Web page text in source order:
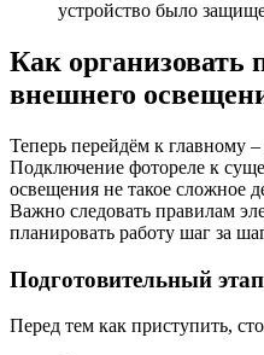
устройство было
Как организовать
внешнего
Теперь перейдём к главному
Подключение фотореле к
освещения не такое сложное
Важно следовать правилам
планировать работу шаг за
Подготовительный
Перед тем как приступить,